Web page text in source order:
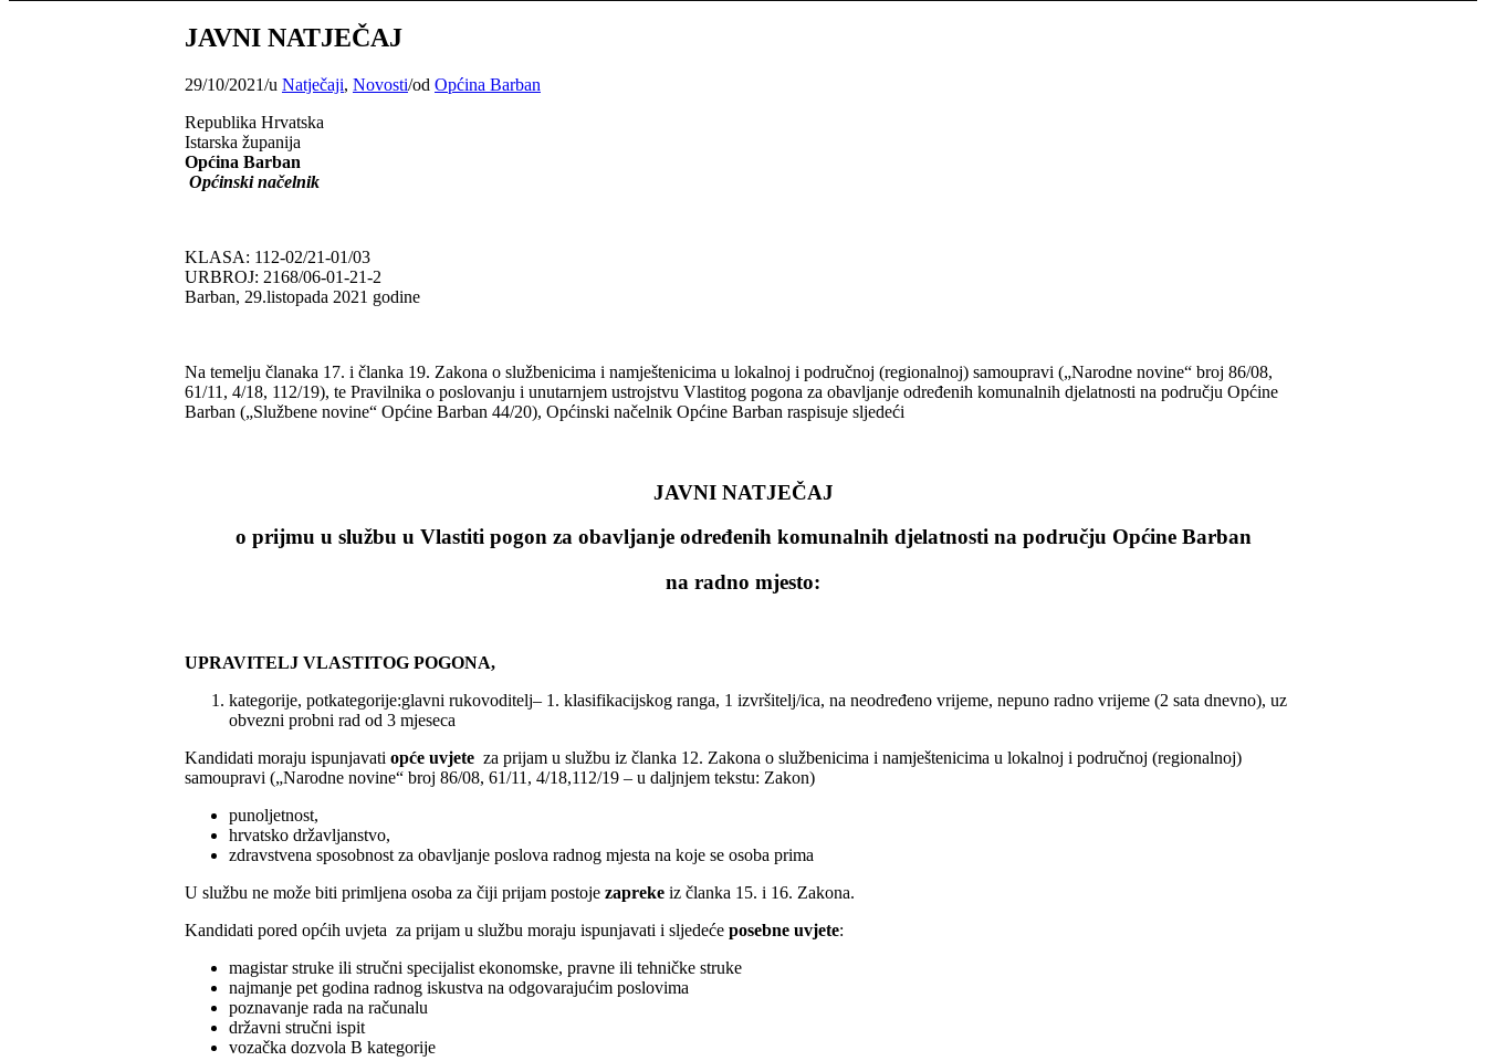
JAVNI NATJEČAJ
29/10/2021/u Natječaji, Novosti/od Općina Barban
Republika Hrvatska
Istarska županija
Općina Barban
Općinski načelnik
KLASA: 112-02/21-01/03
URBROJ: 2168/06-01-21-2
Barban, 29.listopada 2021 godine
Na temelju članaka 17. i članka 19. Zakona o službenicima i namještenicima u lokalnoj i područnoj (regionalnoj) samoupravi („Narodne novine“ broj 86/08,
61/11, 4/18, 112/19), te Pravilnika o poslovanju i unutarnjem ustrojstvu Vlastitog pogona za obavljanje određenih komunalnih djelatnosti na području Općine
Barban („Službene novine“ Općine Barban 44/20), Općinski načelnik Općine Barban raspisuje sljedeći
JAVNI NATJEČAJ
o prijmu u službu u Vlastiti pogon za obavljanje određenih komunalnih djelatnosti na području Općine Barban
na radno mjesto:
UPRAVITELJ VLASTITOG POGONA,
kategorije, potkategorije:glavni rukovoditelj– 1. klasifikacijskog ranga, 1 izvršitelj/ica, na neodređeno vrijeme, nepuno radno vrijeme (2 sata dnevno), uz
obvezni probni rad od 3 mjeseca
Kandidati moraju ispunjavati opće uvjete za prijam u službu iz članka 12. Zakona o službenicima i namještenicima u lokalnoj i područnoj (regionalnoj)
samoupravi („Narodne novine“ broj 86/08, 61/11, 4/18,112/19 – u daljnjem tekstu: Zakon)
punoljetnost,
hrvatsko državljanstvo,
zdravstvena sposobnost za obavljanje poslova radnog mjesta na koje se osoba prima
U službu ne može biti primljena osoba za čiji prijam postoje zapreke iz članka 15. i 16. Zakona.
Kandidati pored općih uvjeta za prijam u službu moraju ispunjavati i sljedeće posebne uvjete:
magistar struke ili stručni specijalist ekonomske, pravne ili tehničke struke
najmanje pet godina radnog iskustva na odgovarajućim poslovima
poznavanje rada na računalu
državni stručni ispit
vozačka dozvola B kategorije